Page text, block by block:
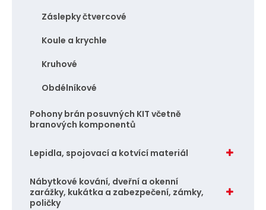
Záslepky čtvercové
Koule a krychle
Kruhové
Obdélníkové
Pohony brán posuvných KIT včetně
branových komponentů
Lepidla, spojovací a kotvící materiál
Nábytkové kování, dveřní a okenní
zarážky, kukátka a zabezpečení, zámky,
poličky